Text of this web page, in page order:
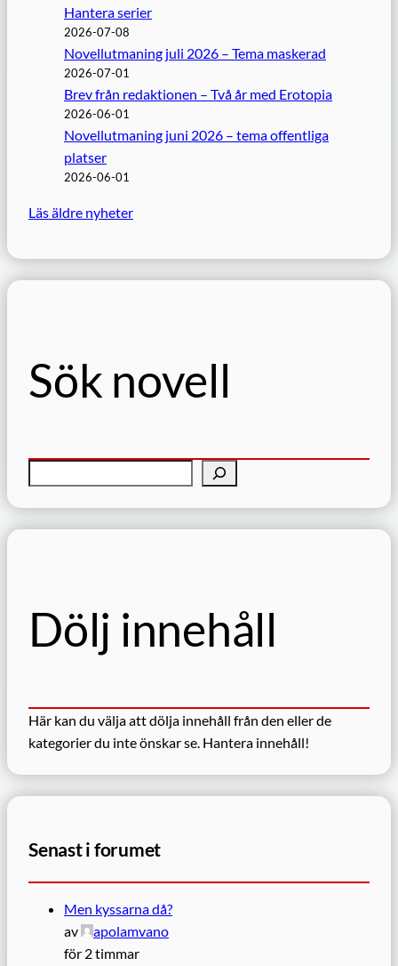
Hantera serier
2026-07-08
Novellutmaning juli 2026 – Tema maskerad
2026-07-01
Brev från redaktionen – Två år med Erotopia
2026-06-01
Novellutmaning juni 2026 – tema offentliga
platser
2026-06-01
Läs äldre nyheter
Sök novell
Dölj innehåll
Här kan du välja att dölja innehåll från den eller de
kategorier du inte önskar se. Hantera innehåll!
Senast i forumet
Men kyssarna då?
av
apolamvano
för 2 timmar